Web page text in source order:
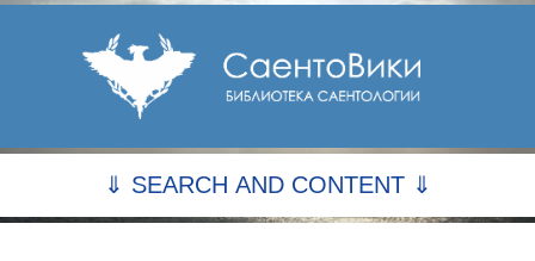
⇓ SEARCH AND CONTENT ⇓